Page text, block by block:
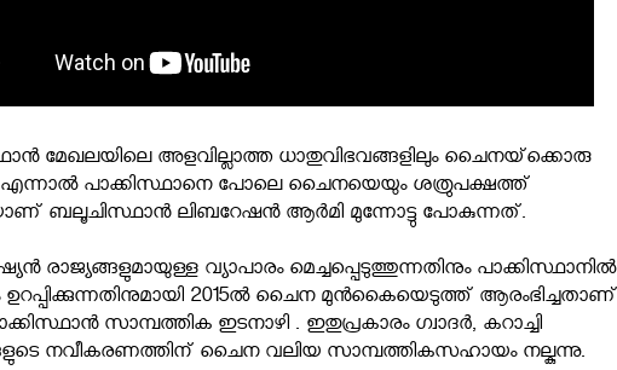
മേഖലയിലെ അളവില്ലാത്ത ധാതുവിഭവങ്ങളിലും ചൈനയ്‌ക്കൊരു
പാക്കിസ്ഥാനെ പോലെ ചൈനയെയും ശത്രുപക്ഷത്ത്
ബലൂചിസ്ഥാന്‍ ലിബറേഷന്‍ ആര്‍മി മുന്നോട്ടു പോകുന്നത്.
രാജ്യങ്ങളുമായുള്ള വ്യാപാരം മെച്ചപ്പെടുത്തുന്നതിനും പാക്കിസ്ഥാനില്‍
ഉറപ്പിക്കുന്നതിനുമായി 2015ല്‍ ചൈന മുന്‍കൈയെടുത്ത് ആരംഭിച്ചതാണ്
സാമ്പത്തിക ഇടനാഴി . ഇതുപ്രകാരം ഗ്വാദര്‍, കറാച്ചി
നവീകരണത്തിന് ചൈന വലിയ സാമ്പത്തികസഹായം നല്കുന്നു.